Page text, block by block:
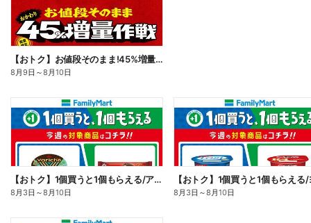
【おトク】お値段そのまま!45%増量作戦!
8月9日 ～8月10日
【おトク】1個買うと1個もらえる/アイス
8月3日 ～8月10日 8月3日 ～8月10日